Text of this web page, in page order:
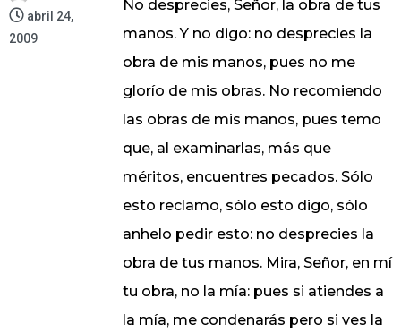
abril 24,
2009
No desprecies, Señor, la obra de tus
manos. Y no digo: no desprecies la
obra de mis manos, pues no me
glorío de mis obras. No recomiendo
las obras de mis manos, pues temo
que, al examinarlas, más que
méritos, encuentres pecados. Sólo
esto reclamo, sólo esto digo, sólo
anhelo pedir esto: no desprecies la
obra de tus manos. Mira, Señor, en mí
tu obra, no la mía: pues si atiendes a
la mía, me condenarás pero si ves la